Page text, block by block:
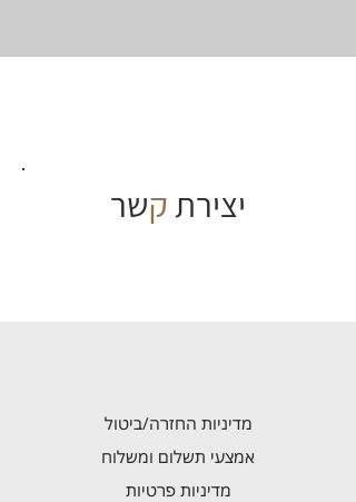
יצירתקשר
מדיניות החזרה/ביטול
אמצעי תשלום ומשלוח
מדיניות פרטיות